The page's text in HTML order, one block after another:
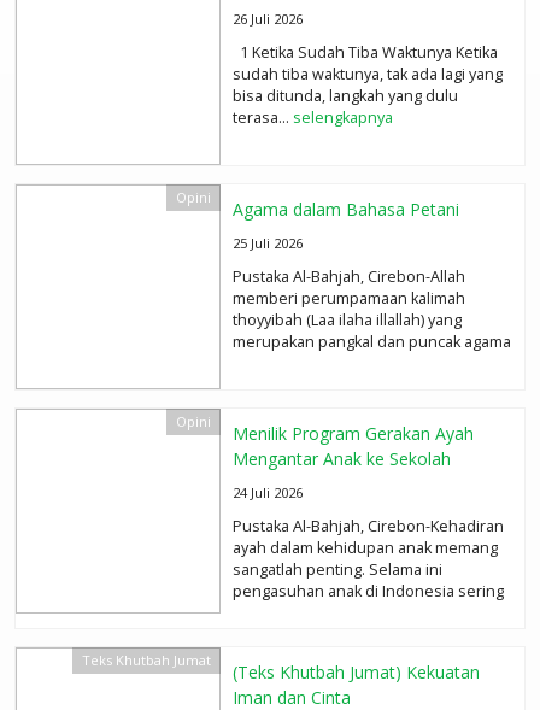
26 Juli 2026
1 Ketika Sudah Tiba Waktunya Ketika
sudah tiba waktunya, tak ada lagi yang
bisa ditunda, langkah yang dulu
terasa... selengkapnya
Opini
Agama dalam Bahasa Petani
25 Juli 2026
Pustaka Al-Bahjah, Cirebon-Allah
memberi perumpamaan kalimah
thoyyibah (Laa ilaha illallah) yang
merupakan pangkal dan puncak agama
Opini
Menilik Program Gerakan Ayah
Mengantar Anak ke Sekolah
24 Juli 2026
Pustaka Al-Bahjah, Cirebon-Kehadiran
ayah dalam kehidupan anak memang
sangatlah penting. Selama ini
pengasuhan anak di Indonesia sering
Teks Khutbah Jumat
(Teks Khutbah Jumat) Kekuatan
Iman dan Cinta